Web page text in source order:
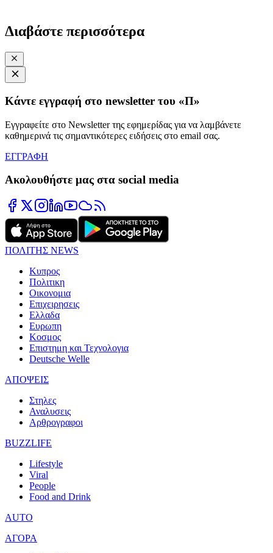
Διαβάστε περισσότερα
Κάντε εγγραφή στο newsletter του «Π»
Εγγραφείτε στο Newsletter της εφημερίδας για να λαμβάνετε
καθημερινά τις σημαντικότερες ειδήσεις στο email σας.
ΕΓΓΡΑΦΗ
Ακολουθήστε μας στα social media
ΠΟΛΙΤΗΣ NEWS
Κυπρος
Πολιτικη
Οικονομια
Επιχειρησεις
Ελλαδα
Ευρωπη
Κοσμος
Επιστημη και Τεχνολογια
Deutsche Welle
ΑΠΟΨΕΙΣ
Στηλες
Αναλυσεις
Αρθρογραφοι
BUZZLIFE
Lifestyle
Viral
People
Food and Drink
AUTO
ΑΓΟΡΑ